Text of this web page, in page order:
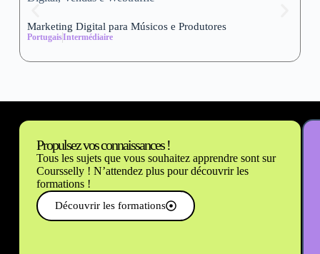
Marketing Digital para Músicos e Produtores
PortugaisIntermédiaire
Propulsez vos connaissances !
Tous les sujets que vous souhaitez apprendre sont sur
Coursselly ! N’attendez plus pour découvrir les
formations !
Découvrir les formations